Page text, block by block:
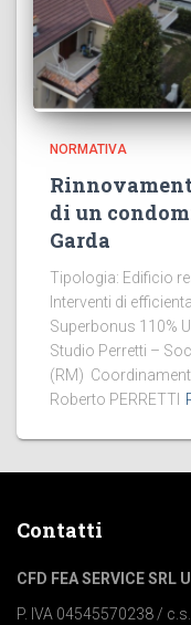
NORMATIVA
di un
Garda
Tipologia: Edificio
Interventi di
Superbonus 110%
Studio Perretti –
(RM)
Roberto PERRETTI
Contatti
CFD FEA SERVICE SRL
P. IVA 04545570238 /